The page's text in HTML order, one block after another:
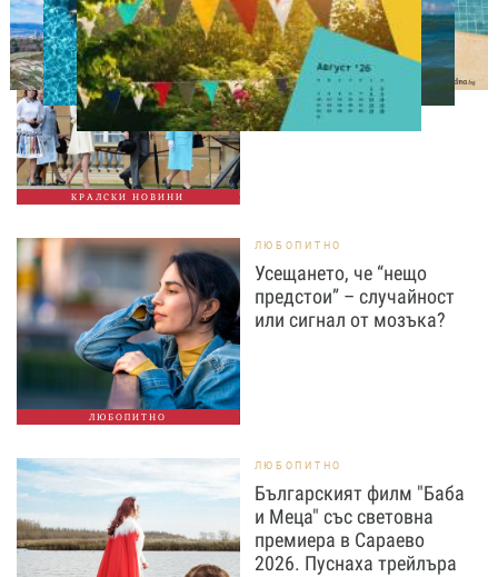
КРАЛСКИ НОВИНИ
СВОБОДНО ВРЕМЕ
Ново бебе в кралското
семейство
ЛЮБОПИТНО
ЛЮБОПИТНО
Усещането, че “нещо
предстои” – случайност
или сигнал от мозъка?
ЛЮБОПИТНО
Българският филм "Баба
и Меца" със световна
премиера в Сараево
2026. Пуснаха трейлъра